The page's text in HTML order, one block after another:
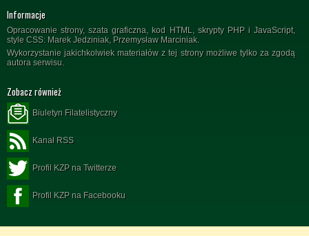
Informacje
Opracowanie strony, szata graficzna, kod HTML, skrypty PHP i JavaScript,
style CSS: Marek Jedziniak, Przemysław Marciniak.
Wykorzystanie jakichkolwiek materiałów z tej strony możliwe tylko za zgodą
autora serwisu.
Zobacz również
Biuletyn Filatelistyczny
Kanał RSS
Profil KZP na Twitterze
Profil KZP na Facebooku